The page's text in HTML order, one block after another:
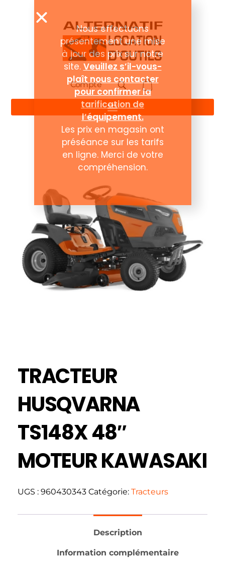
Compte
TRACTEUR
HUSQVARNA
TS148X 48″
MOTEUR KAWASAKI
UGS : 960430343 Catégorie: Tracteurs
Description
Information complémentaire